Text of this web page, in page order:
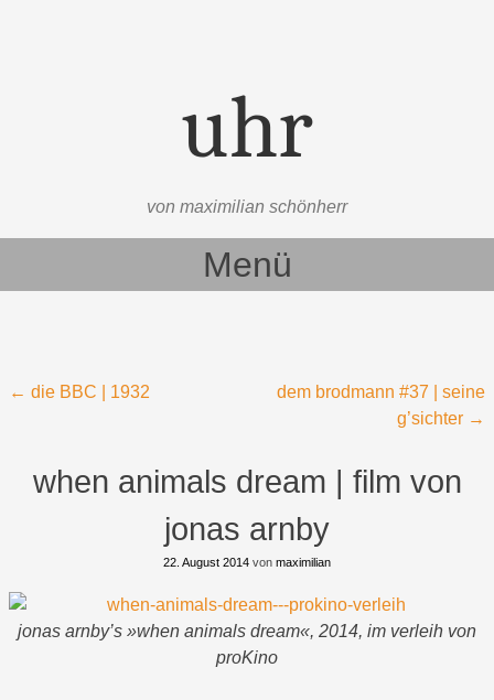
uhr
von maximilian schönherr
Menü
Beitragsnavigation
← die BBC | 1932
dem brodmann #37 | seine
g’sichter →
when animals dream | film von
jonas arnby
22. August 2014 von maximilian
jonas arnby’s »when animals dream«, 2014, im verleih von
proKino